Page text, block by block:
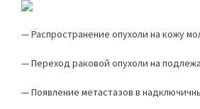
— Распространение опухоли на кожу
— Переход раковой опухоли на
— Появление метастазов в